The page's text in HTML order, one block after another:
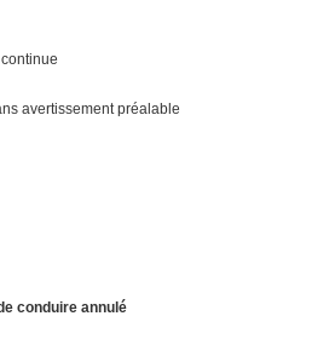
avertissement préalable
conduire annulé